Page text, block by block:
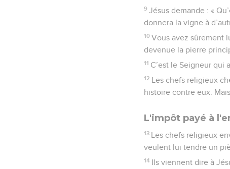
9 Jésus demande : «
donnera la vigne à
10 Vous avez sûrement
devenue la pierre
11 C’est le Seigneur qui
12 Les chefs religieux
histoire contre eux.
L'impôt payé à
13 Les chefs religieux
veulent lui tendre un
14 Ils viennent dire à